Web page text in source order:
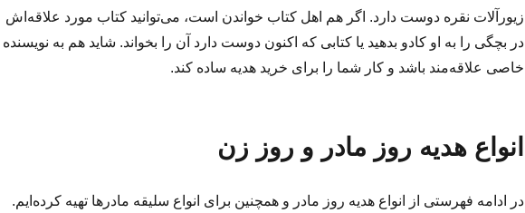
زیورآلات نقره دوست دارد. اگر هم اهل کتاب خواندن است، می‌توانید کتاب مورد علاقه‌اش
در بچگی را به او کادو بدهید یا کتابی که اکنون دوست دارد آن را بخواند. شاید هم به نویسنده
خاصی علاقه‌مند باشد و کار شما را برای خرید هدیه ساده کند.
انواع هدیه روز مادر و روز زن
در ادامه فهرستی از انواع هدیه روز مادر و همچنین برای انواع سلیقه مادرها تهیه کرده‌ایم.